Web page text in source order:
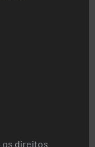
os direitos